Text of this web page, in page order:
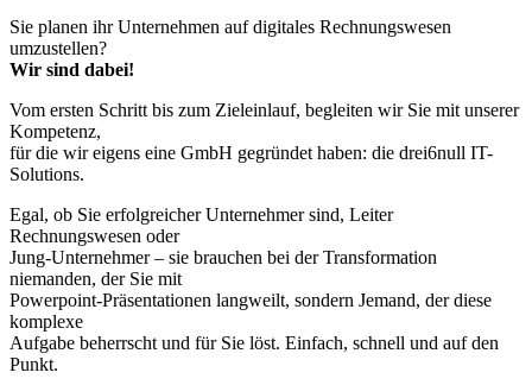
Sie planen ihr Unternehmen auf digitales Rechnungswesen
umzustellen?
Wir sind dabei!
Vom ersten Schritt bis zum Zieleinlauf, begleiten wir Sie mit unserer
Kompetenz,
für die wir eigens eine GmbH gegründet haben: die drei6null IT-
Solutions.
Egal, ob Sie erfolgreicher Unternehmer sind, Leiter
Rechnungswesen oder
Jung-Unternehmer – sie brauchen bei der Transformation
niemanden, der Sie mit
Powerpoint-Präsentationen langweilt, sondern Jemand, der diese
komplexe
Aufgabe beherrscht und für Sie löst. Einfach, schnell und auf den
Punkt.